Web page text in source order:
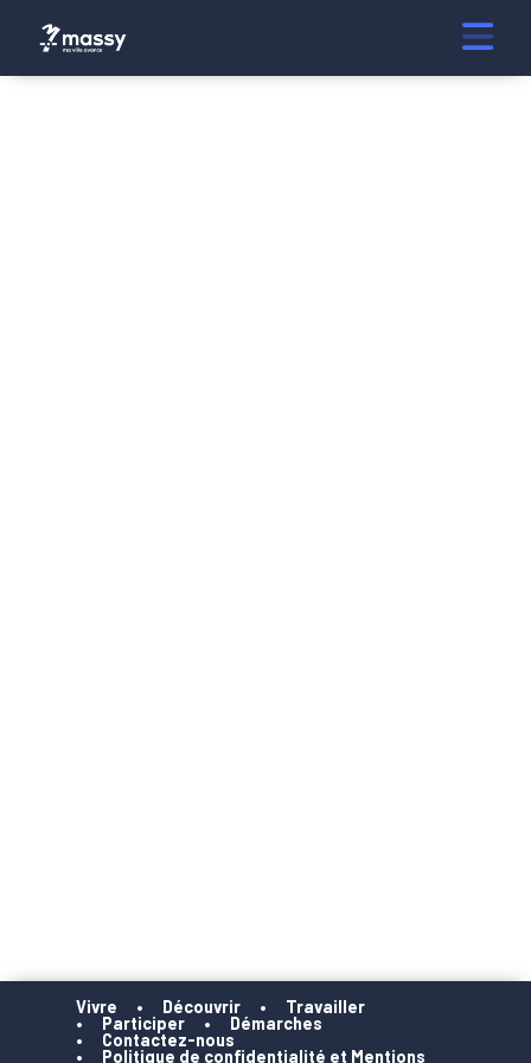
Vivre Découvrir
Travailler
Participer
Démarches
Contactez-nous
Politique de confidentialité et Mentions